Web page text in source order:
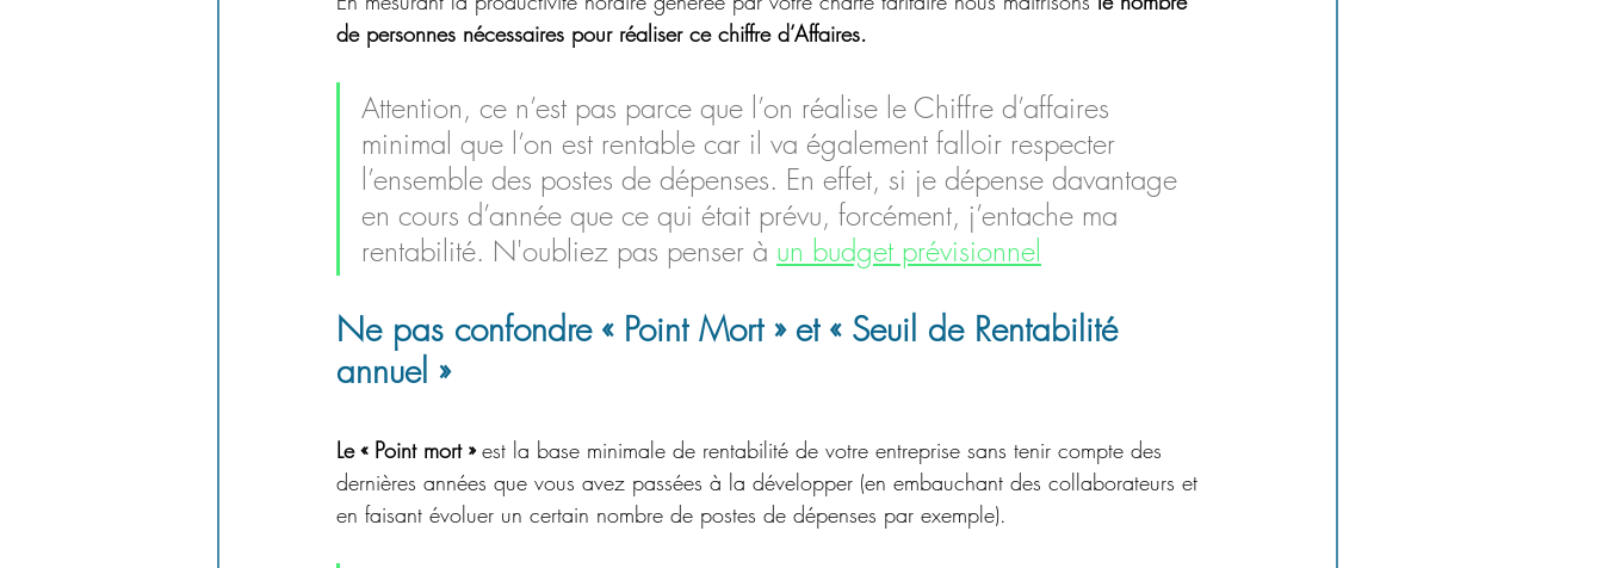
de personnes nécessaires pour réaliser ce chiffre d’Affaires.
Attention, ce n’est pas parce que l’on réalise le Chiffre d’affaires
minimal que l’on est rentable car il va également falloir respecter
l’ensemble des postes de dépenses. En effet, si je dépense davantage
en cours d’année que ce qui était prévu, forcément, j’entache ma
rentabilité. N'oubliez pas penser à un budget prévisionnel
Ne pas confondre « Point Mort » et « Seuil de Rentabilité
annuel »
Le « Point mort » est la base minimale de rentabilité de votre entreprise sans tenir compte des
dernières années que vous avez passées à la développer (en embauchant des collaborateurs et
en faisant évoluer un certain nombre de postes de dépenses par exemple).